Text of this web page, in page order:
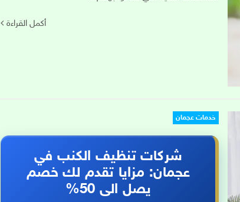
أكمل القراءة
خدمات عجمان
شركات تنظيف الكنب في
عجمان: مزايا تقدم لك خصم
يصل الى 50%